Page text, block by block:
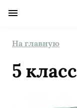
На главную
5 класс